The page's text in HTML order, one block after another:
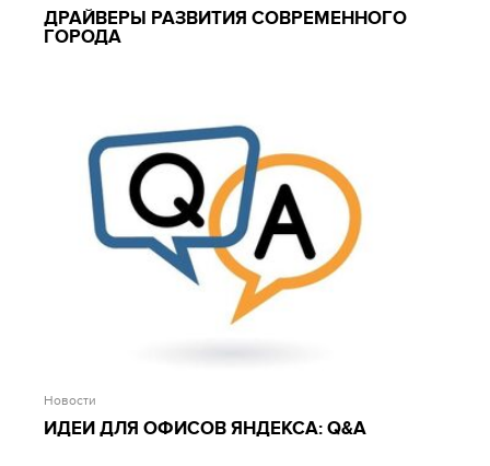
ДРАЙВЕРЫ РАЗВИТИЯ СОВРЕМЕННОГО
ГОРОДА
Новости
ИДЕИ ДЛЯ ОФИСОВ ЯНДЕКСА: Q&A